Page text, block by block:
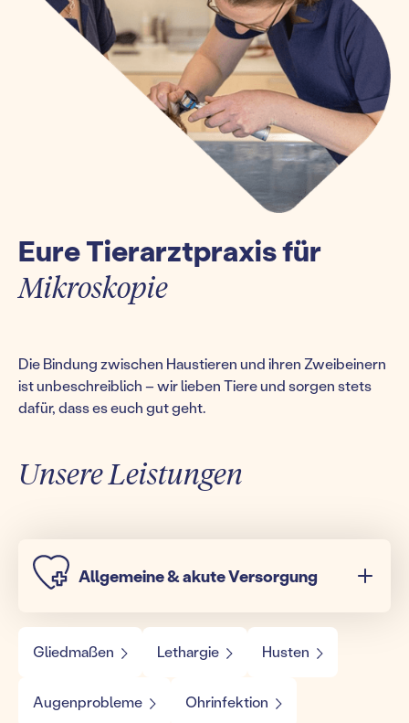
Eure Tierarztpraxis für
Mikroskopie
Die Bindung zwischen Haustieren und ihren Zweibeinern
ist unbeschreiblich – wir lieben Tiere und sorgen stets
dafür, dass es euch gut geht.
Unsere Leistungen
Allgemeine & akute Versorgung
Gliedmaßen Lethargie Husten
Augenprobleme Ohrinfektion